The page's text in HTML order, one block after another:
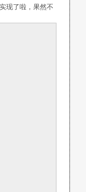
现了啦，果然不